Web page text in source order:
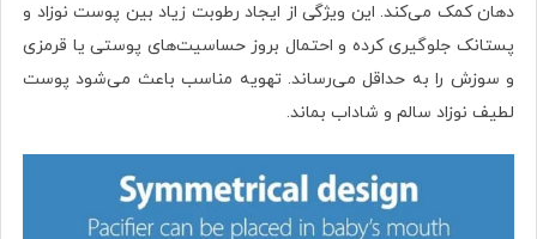
دهان کمک می‌کند. این ویژگی از ایجاد رطوبت زیاد بین پوست نوزاد و
پستانک جلوگیری کرده و احتمال بروز حساسیت‌های پوستی یا قرمزی
و سوزش را به حداقل می‌رساند. تهویه مناسب باعث می‌شود پوست
لطیف نوزاد سالم و شاداب بماند.